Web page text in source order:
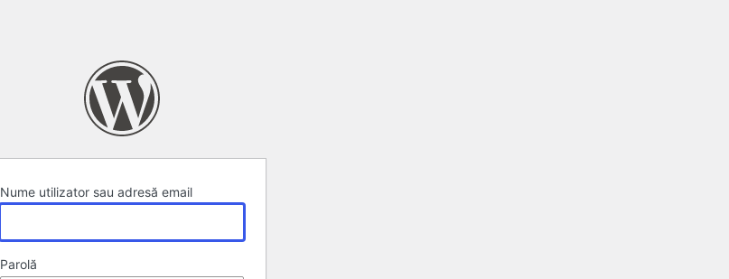
Nume utilizator sau adresă email
Parolă